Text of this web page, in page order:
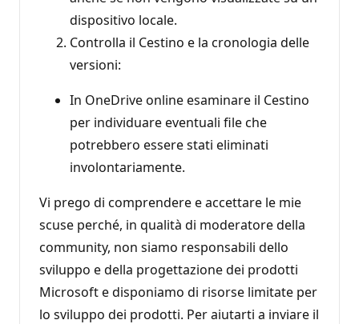
dispositivo locale.
Controlla il Cestino e la cronologia delle
versioni:
In OneDrive online esaminare il Cestino
per individuare eventuali file che
potrebbero essere stati eliminati
involontariamente.
Vi prego di comprendere e accettare le mie
scuse perché, in qualità di moderatore della
community, non siamo responsabili dello
sviluppo e della progettazione dei prodotti
Microsoft e disponiamo di risorse limitate per
lo sviluppo dei prodotti. Per aiutarti a inviare il